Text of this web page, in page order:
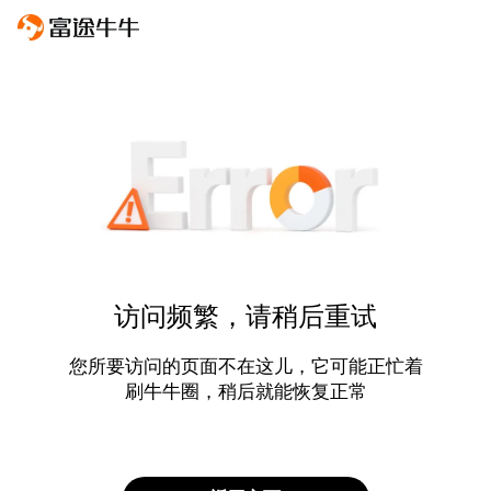
访问频繁，请稍后重试
您所要访问的页面不在这儿，它可能正忙着
刷牛牛圈，稍后就能恢复正常